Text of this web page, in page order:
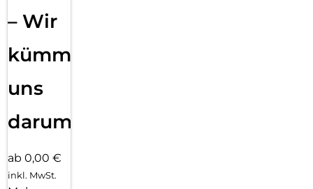
– Wir
kümmern
uns
darum!
ab 0,00 €
inkl. MwSt.